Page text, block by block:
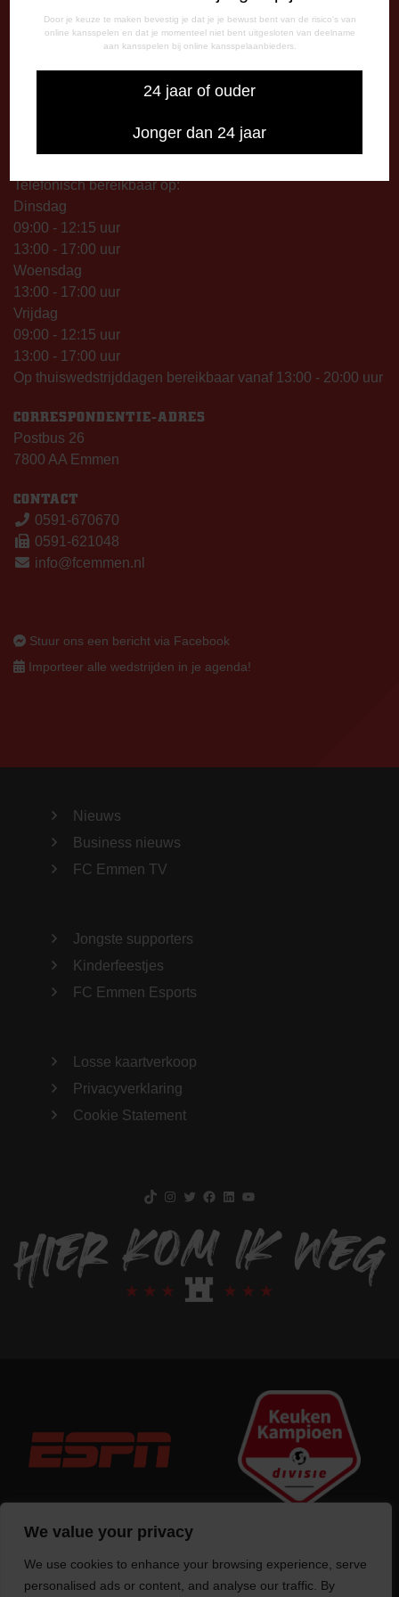
We value your privacy
We use cookies to enhance your browsing experience, serve
personalised ads or content, and analyse our traffic. By
Door je keuze te maken bevestig je dat je je bewust bent van de risico's van
online kansspelen en dat je momenteel niet bent uitgesloten van deelname
aan kansspelen bij online kansspelaanbieders.
24 jaar of ouder
Jonger dan 24 jaar
Maandag: 09.00 – 17.00 uur
Dinsdag t/m vrijdag:
Op thuiswedstrijddagen geopend vanaf 13.00 uur (i.p.v.
Telefonisch bereikbaar op:
Dinsdag
09:00 - 12:15 uur
13:00 - 17:00 uur
Woensdag
13:00 - 17:00 uur
Vrijdag
09:00 - 12:15 uur
13:00 - 17:00 uur
Op thuiswedstrijddagen bereikbaar vanaf 13:00 - 20:00 uur
CORRESPONDENTIE-ADRES
Postbus 26
7800 AA Emmen
CONTACT
0591-670670
0591-621048
info@fcemmen.nl
Stuur ons een bericht via Facebook
Importeer alle wedstrijden in je agenda!
Nieuws
Business nieuws
FC Emmen TV
Jongste supporters
Kinderfeestjes
FC Emmen Esports
Losse kaartverkoop
Privacyverklaring
Cookie Statement
Trotse bouwervan deze website